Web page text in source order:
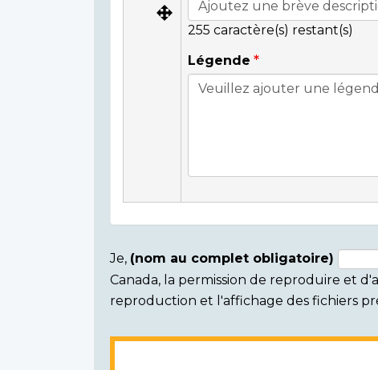
255 caractère(s) restant(s)
Légende
Consent
section
Je, (nom au complet obligatoire)
Canada, la permission de reproduire et
reproduction et l'affichage des fichiers